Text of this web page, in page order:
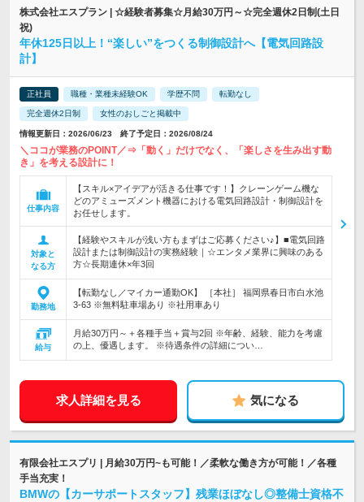
株式会社エスプラン | ☆経験者募集☆月給30万円～☆完全週休2日制(土日
祝)
年休125日以上！“楽しい”をつくる制御設計へ【電気回路設
計】
正社員 職種・業種未経験OK 学歴不問 転勤なし
完全週休2日制 女性のおしごと掲載中
情報更新日：2026/06/23 終了予定日：2026/08/24
＼ココが業務のPOINT／⇒「動く」だけでなく、「楽しさを生み出す動
き」を考える設計に！
仕事内容
【スキル×アイデアが活きる仕事です！】クレーンゲーム機な
どのアミューズメント機器における電気回路設計・制御設計を
お任せします。
対象と
なる方
【経験やスキルが浅い方もまずはご応募ください♪】■電気回路
設計または制御設計の実務経験｜☆エンタメ業界に興味のある
方☆長期連休×年3回
勤務地
【転勤なし／マイカー通勤OK】 ［本社］ 福岡県春日市白水池
3-63 ※無料駐車場あり ※社用車あり
給与
月給30万円～＋各種手当＋賞与2回 ※年齢、経験、能力を考慮
の上、優遇します。 ※待遇条件の詳細につい…
求人詳細を見る 気になる
有限会社エスプリ | 月給30万円~も可能！／柔軟な働き方が可能！／各種
手当充実！
BMWの【カーサポートスタッフ】残業ほぼなし◎整備士資格不